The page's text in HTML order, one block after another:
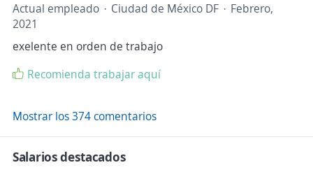
Actual empleado Ciudad de México DF
Febrero,
2021
exelente en orden de trabajo
Recomienda trabajar aquí
Mostrar los 374 comentarios
Salarios destacados